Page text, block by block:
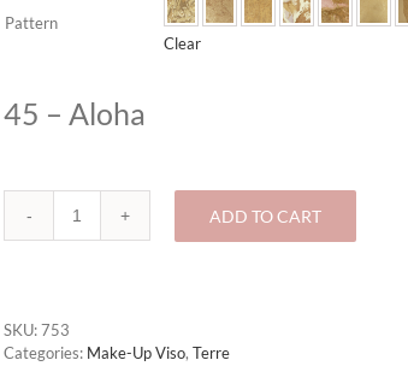
Pattern
Clear
45 – Aloha
753-
TERRA
ADD TO CART
SKU:753
Categories: Make-Up Viso, Terre